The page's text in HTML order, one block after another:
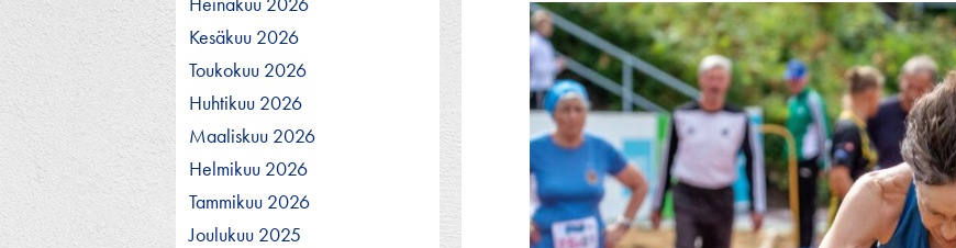
Kesäkuu 2026
Toukokuu 2026
Huhtikuu 2026
Maaliskuu 2026
Helmikuu 2026
Tammikuu 2026
Joulukuu 2025